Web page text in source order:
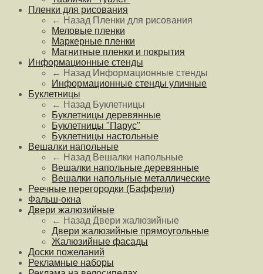
Пленки для рисования
← Назад Пленки для рисования
Меловые пленки
Маркерные пленки
Магнитные пленки и покрытия
Информационные стенды
← Назад Информационные стенды
Информационные стенды уличные
Буклетницы
← Назад Буклетницы
Буклетницы деревянные
Буклетницы "Парус"
Буклетницы настольные
Вешалки напольные
← Назад Вешалки напольные
Вешалки напольные деревянные
Вешалки напольные металлические
Реечные перегородки (Баффели)
Фальш-окна
Двери жалюзийные
← Назад Двери жалюзийные
Двери жалюзийные прямоугольные
Жалюзийные фасады
Доски пожеланий
Рекламные наборы